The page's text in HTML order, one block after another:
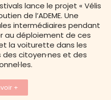
lance le projet « Vélis
de l’ADEME. Une
intermédiaires pendant
au déploiement de ces
la voiturette dans les
citoyen·nes et des
+